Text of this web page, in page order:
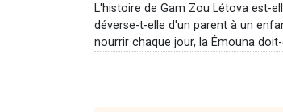
L'histoire de Gam Zou Létova est-
déverse-t-elle d'un parent à un
nourrir chaque jour, la Émouna